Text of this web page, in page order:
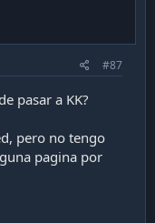
#87
pasar a KK?
pero no tengo
pagina por